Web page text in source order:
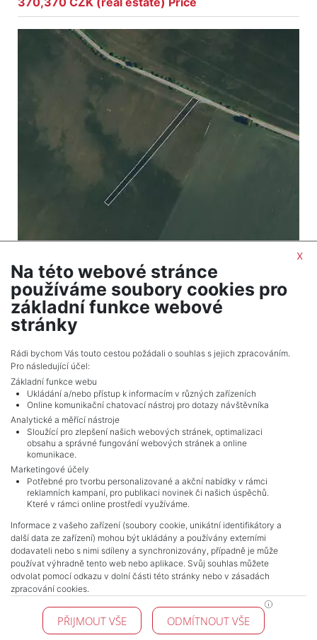
Land for sale / field / 9549 m2
Domamil
496,548 CZK (real estate) Price
Adverts total4.
NAVIGACE
Terms and conditions
Protection of personal data
Real estate's
Contact
Cookie processing
KONTAKT
Pražské reality
x
Na této webové stránce
používáme soubory cookies pro
základní funkce webové
stránky
Rádi bychom Vás touto cestou požádali o souhlas s jejich zpracováním.
Pro následující účel:
Základní funkce webu
Ukládání a/nebo přístup k informacím v různých zařízeních
Online komunikační chatovací nástroj pro dotazy návštěvníka
Analytické a měřící nástroje
Sloužící pro zlepšení našich webových stránek, optimalizaci
obsahu a správné fungování webových stránek a online
komunikace.
Marketingové účely
Potřebné pro tvorbu personalizované a akční nabídky v rámci
reklamních kampaní, pro publikaci novinek či našich úspěchů.
Které v rámci online prostředí využíváme.
Informace z vašeho zařízení (soubory cookie, unikátní identifikátory a
další data ze zařízení) mohou být ukládány a používány externími
dodavateli nebo s nimi sdíleny a synchronizovány, případně je může
používat výhradně tento web nebo aplikace. Svůj souhlas můžete
odvolat pomocí odkazu v dolní části této stránky nebo v zásadách
zpracování cookies.
PŘIJMOUT VŠE ODMÍTNOUT VŠE